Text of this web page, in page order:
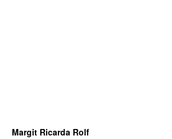
Margit Ricarda Rolf